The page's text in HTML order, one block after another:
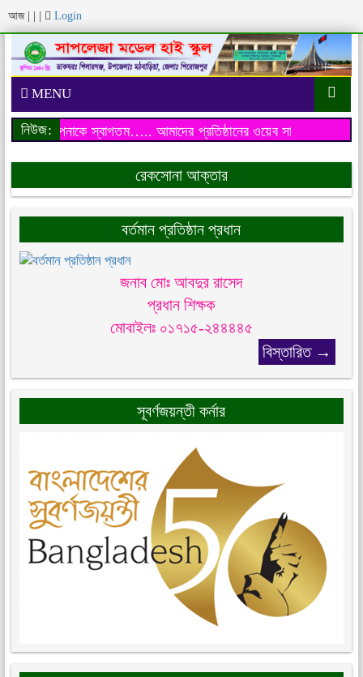
আজ Login
MENU
নিউজ: আমাদের প্রতিষ্ঠানের ওয়েব সাইটে
সাইটে আপনাকে স্বাগতম…..
রেকসোনা আক্তার
বর্তমান প্রতিষ্ঠান প্রধান
জনাব মোঃ আবদুর রাসেদ
প্রধান শিক্ষক
মোবাইলঃ ০১৭১৫-২৪৪৪৪৫
বিস্তারিত →
সূবর্ণজয়ন্তী কর্নার